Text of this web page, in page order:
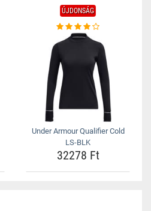
ÚJDONSÁG
Under Armour Qualifier Cold
LS-BLK
32278 Ft